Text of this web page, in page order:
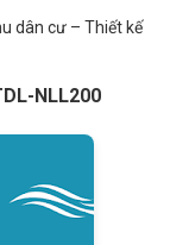
dân cư – Thiết kế
NLL200